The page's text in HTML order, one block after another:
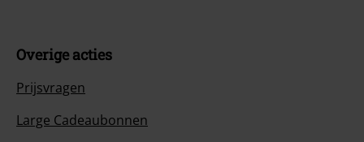
Overige acties
Prijsvragen
Large Cadeaubonnen